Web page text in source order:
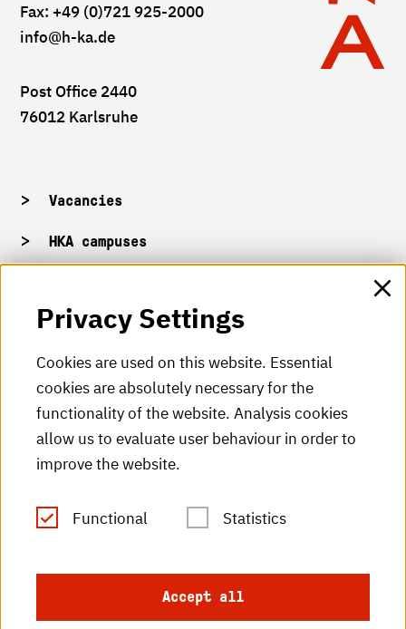
Fax: +49 (0)721 925-2000
info@h-ka.de
Post Office 2440
76012 Karlsruhe
Vacancies
HKA campuses
HKA Shop
HKA videos
HKA radio
HKA publications
RSS Feed
Privacy Settings
Cookies are used on this website. Essential
cookies are absolutely necessary for the
functionality of the website. Analysis cookies
allow us to evaluate user behaviour in order to
improve the website.
Functional Statistics
Accept all